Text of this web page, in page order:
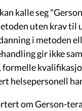
kalle seg
uten krav til
i metoden
gir ikke
formelle
helsepersonell
om Gerson-